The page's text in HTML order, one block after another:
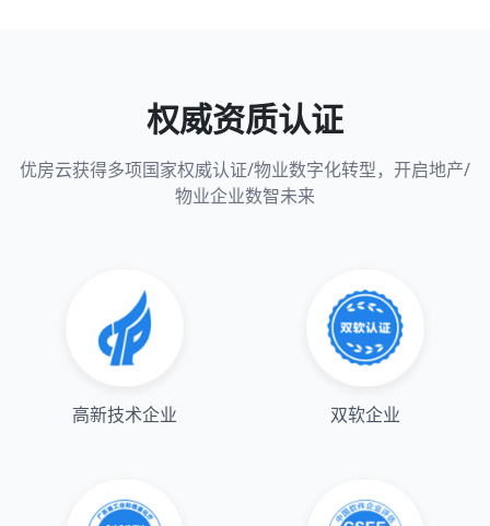
权威资质认证
优房云获得多项国家权威认证/物业数字化转型，开启地产/
物业企业数智未来
高新技术企业 双软企业